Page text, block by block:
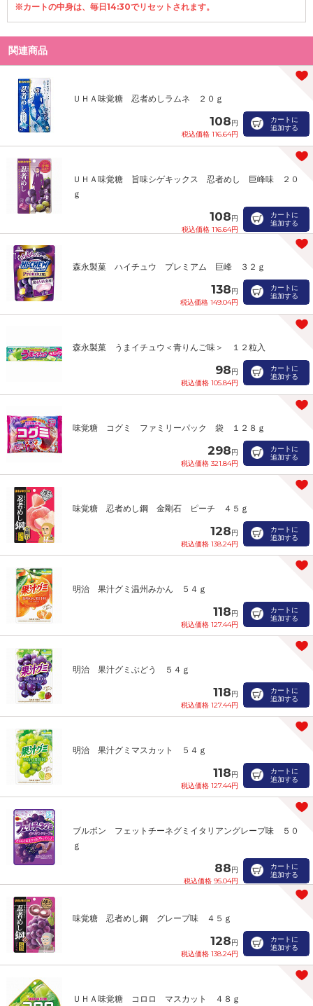
※カートの中身は、毎日14:30でリセットされます。
関連商品
ＵＨＡ味覚糖 忍者めしラムネ ２０ｇ
108円
税込価格 116.64円
カートに
追加する
ＵＨＡ味覚糖 旨味シゲキックス 忍者めし 巨峰味 ２０
ｇ
108円
税込価格 116.64円
カートに
追加する
森永製菓 ハイチュウ プレミアム 巨峰 ３２ｇ
138円
税込価格 149.04円
カートに
追加する
森永製菓 うまイチュウ＜青りんご味＞ １２粒入
98円
税込価格 105.84円
カートに
追加する
味覚糖 コグミ ファミリーパック 袋 １２８ｇ
298円
税込価格 321.84円
カートに
追加する
味覚糖 忍者めし鋼 金剛石 ピーチ ４５ｇ
128円
税込価格 138.24円
カートに
追加する
明治 果汁グミ温州みかん ５４ｇ
118円
税込価格 127.44円
カートに
追加する
明治 果汁グミぶどう ５４ｇ
118円
税込価格 127.44円
カートに
追加する
明治 果汁グミマスカット ５４ｇ
118円
税込価格 127.44円
カートに
追加する
ブルボン フェットチーネグミイタリアングレープ味 ５０
ｇ
88円
税込価格 95.04円
カートに
追加する
味覚糖 忍者めし鋼 グレープ味 ４５ｇ
128円
税込価格 138.24円
カートに
追加する
ＵＨＡ味覚糖 コロロ マスカット ４８ｇ